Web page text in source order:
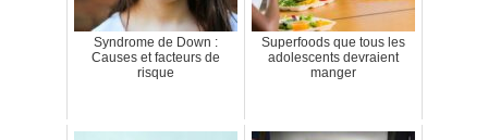
Syndrome de Down :
Causes et facteurs de
risque
Superfoods que tous les
adolescents devraient
manger